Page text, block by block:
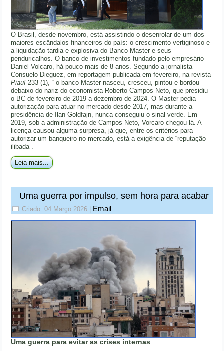
O Brasil, desde novembro, está assistindo o desenrolar de um dos
maiores escândalos financeiros do país: o crescimento vertiginoso e
a liquidação tardia e explosiva do Banco Master e seus
penduricalhos. O banco de investimentos fundado pelo empresário
Daniel Volcaro, há pouco mais de 8 anos. Segundo a jornalista
Consuelo Dieguez, em reportagem publicada em fevereiro, na revista
Piauí233 (1), “ o banco Master nasceu, cresceu, pintou e bordou
debaixo do nariz do economista Roberto Campos Neto, que presidiu
o BC de fevereiro de 2019 a dezembro de 2024. O Master pedia
autorização para atuar no mercado desde 2017, mas durante a
presidência de Ilan Goldfajn, nunca conseguiu o sinal verde. Em
2019, sob a administração de Campos Neto, Vorcaro chegou lá. A
licença causou alguma surpresa, já que, entre os critérios para
autorizar um banqueiro no mercado, está a exigência de “reputação
ilibada”.
Leia mais...
Uma guerra por impulso, sem hora para acabar
Criado: 04 Março 2026 Email
Uma guerra para evitar as crises internas